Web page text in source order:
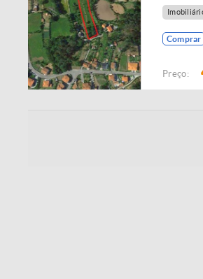
Comprar
Preço: